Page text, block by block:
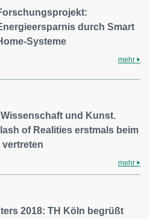
durch Smart
Systeme
mehr
und Kunst.
of Realities erstmals beim
vertreten
mehr
2018: TH Köln begrüßt